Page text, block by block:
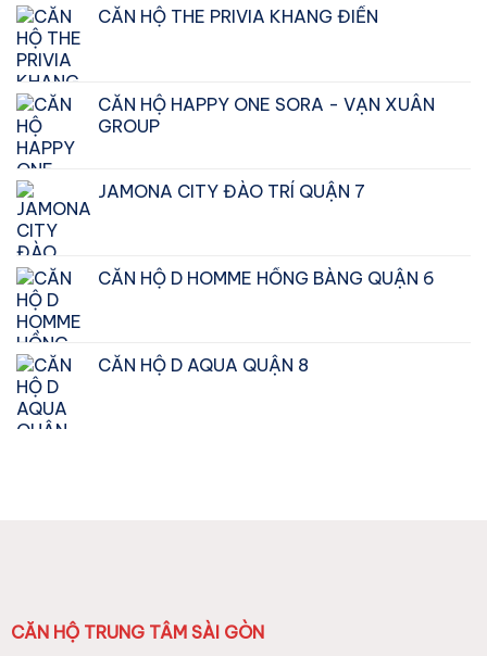
CĂN HỘ THE PRIVIA KHANG ĐIỀN
CĂN HỘ HAPPY ONE SORA - VẠN XUÂN
GROUP
là:
tại
JAMONA CITY ĐÀO TRÍ QUẬN 7
CĂN HỘ D HOMME HỒNG BÀNG QUẬN 6
CĂN HỘ D AQUA QUẬN 8
CĂN HỘ TRUNG TÂM SÀI GÒN